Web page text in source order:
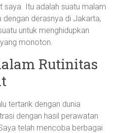
saya. Itu adalah suatu malam
dengan derasnya di Jakarta,
untuk menghidupkan
monoton.
Rutinitas
tertarik dengan dunia
dengan hasil perawatan
telah mencoba berbagai